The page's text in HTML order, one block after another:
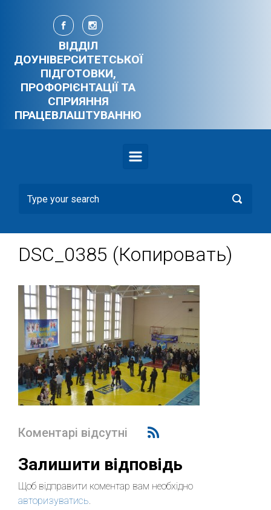
Skip to main content
ВІДДІЛ
ДОУНІВЕРСИТЕТСЬКОЇ
ПІДГОТОВКИ,
ПРОФОРІЄНТАЦІЇ ТА
СПРИЯННЯ
ПРАЦЕВЛАШТУВАННЮ
DSC_0385 (Копировать)
Коментарі відсутні
Залишити відповідь
Щоб відправити коментар вам необхідно
авторизуватись.